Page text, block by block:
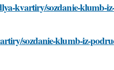
kvartiry/sozdanie-klumb-
sozdanie-klumb-iz-